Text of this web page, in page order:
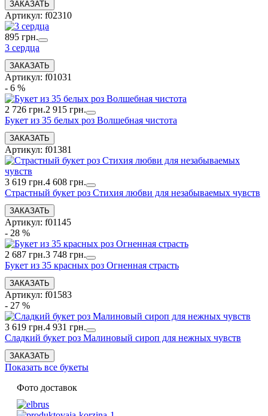
Артикул: f02310
895 грн.
3 сердца
Артикул: f01031
- 6 %
2 726 грн.2 915 грн.
Букет из 35 белых роз Волшебная чистота
Артикул: f01381
3 619 грн.4 608 грн.
Страстный букет роз Стихия любви для незабываемых чувств
Артикул: f01145
- 28 %
2 687 грн.3 748 грн.
Букет из 35 красных роз Огненная страсть
Артикул: f01583
- 27 %
3 619 грн.4 931 грн.
Сладкий букет роз Малиновый сироп для нежных чувств
Показать все букеты
Фото доставок